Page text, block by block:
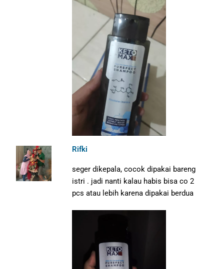
Rifki
seger dikepala, cocok dipakai bareng
istri . jadi nanti kalau habis bisa co 2
pcs atau lebih karena dipakai berdua